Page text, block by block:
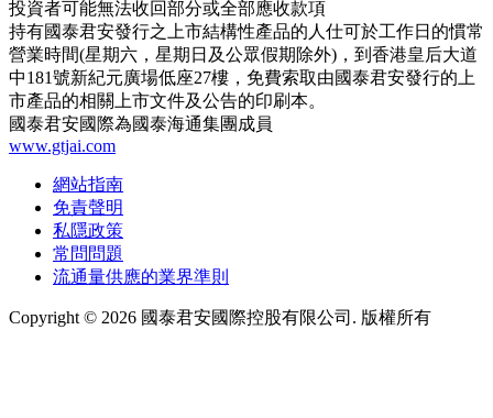
投資者可能無法收回部分或全部應收款項
持有國泰君安發行之上市結構性產品的人仕可於工作日的慣常
營業時間(星期六，星期日及公眾假期除外)，到香港皇后大道
中181號新紀元廣場低座27樓，免費索取由國泰君安發行的上
市產品的相關上市文件及公告的印刷本。
國泰君安國際為國泰海通集團成員
www.gtjai.com
網站指南
免責聲明
私隱政策
常問問題
流通量供應的業界準則
Copyright © 2026 國泰君安國際控股有限公司. 版權所有